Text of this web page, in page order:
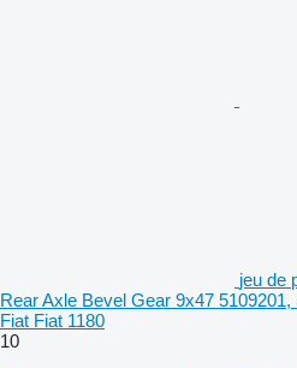
jeu de
Rear Axle Bevel Gear 9x47
Fiat Fiat 1180
10